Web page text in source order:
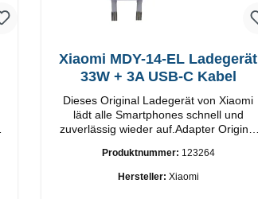
Xiaomi MDY-14-EL Ladegerät
33W + 3A USB-C Kabel
Dieses Original Ladegerät von Xiaomi
lädt alle Smartphones schnell und
zuverlässig wieder auf.Adapter Original
Anschlüsse: USB-A Output: 33W Farbe:
Produktnummer: 123264
Hersteller: Xiaomi